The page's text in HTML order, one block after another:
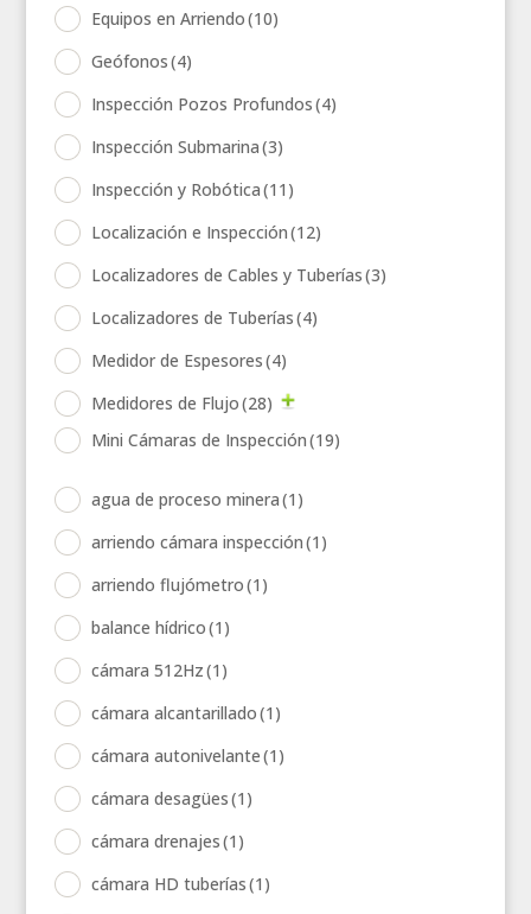
Equipos en Arriendo(10)
Geófonos(4)
Inspección Pozos Profundos(4)
Inspección Submarina(3)
Inspección y Robótica(11)
Localización e Inspección(12)
Localizadores de Cables y Tuberías(3)
Localizadores de Tuberías(4)
Medidor de Espesores(4)
Medidores de Flujo(28)
Mini Cámaras de Inspección(19)
agua de proceso minera(1)
arriendo cámara inspección(1)
arriendo flujómetro(1)
balance hídrico(1)
cámara 512Hz(1)
cámara alcantarillado(1)
cámara autonivelante(1)
cámara desagües(1)
cámara drenajes(1)
cámara HD tuberías(1)